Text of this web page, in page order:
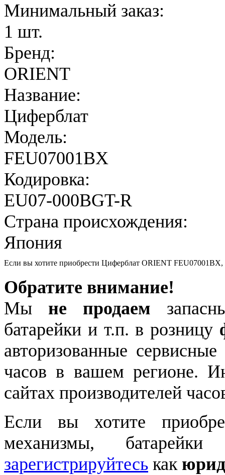
Минимальный заказ:
1 шт.
Бренд:
ORIENT
Название:
Циферблат
Модель:
FEU07001BX
Кодировка:
EU07-000BGT-R
Страна происхождения:
Япония
Если вы хотите приобрести Циферблат ORIENT
Обратите внимание!
Мы не продаем
батарейки и т.п. в розницу
авторизованные
часов в вашем регионе.
сайтах производителей
Если вы хотите
механизмы,
зарегистрируйтесь как